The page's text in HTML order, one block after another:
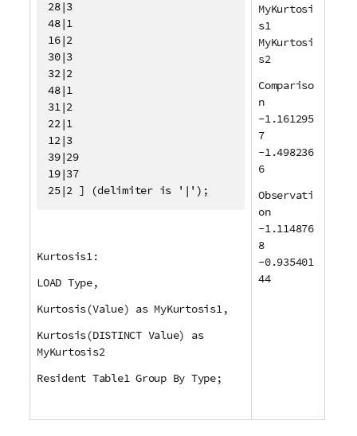
28|3
48|1
16|2
30|3
32|2
48|1
31|2
22|1
12|3
39|29
19|37
25|2 ] (delimiter is '|');
Kurtosis1:
LOAD Type,
Kurtosis(Value) as MyKurtosis1,
Kurtosis(DISTINCT Value) as
MyKurtosis2
Resident Table1 Group By Type;
MyKurtosi
s1
MyKurtosi
s2
Compariso
n
-1.161295
7
-1.498236
6
Observati
on
-1.114876
8
-0.935401
44